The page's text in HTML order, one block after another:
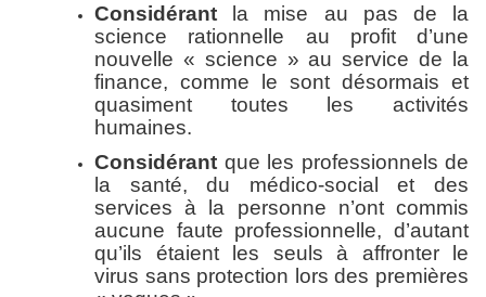
Considérant la mise au pas de la
science rationnelle au profit d’une
nouvelle « science » au service de la
finance, comme le sont désormais et
quasiment toutes les activités
humaines.
Considérant que les professionnels de
la santé, du médico-social et des
services à la personne n’ont commis
aucune faute professionnelle, d’autant
qu’ils étaient les seuls à affronter le
virus sans protection lors des premières